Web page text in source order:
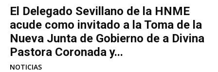
El Delegado Sevillano de la HNME
acude como invitado a la Toma de la
Nueva Junta de Gobierno de a Divina
Pastora Coronada y...
NOTICIAS